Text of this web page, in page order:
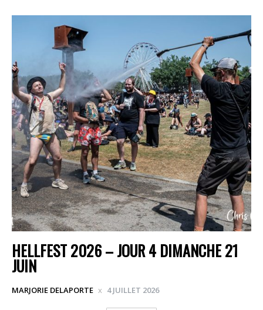
HELLFEST 2026 – JOUR 4 DIMANCHE 21
JUIN
MARJORIE DELAPORTE 4 JUILLET 2026